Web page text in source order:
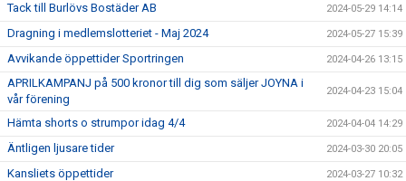
Tack till Burlövs Bostäder AB 2024-05-29 14:14
Dragning i medlemslotteriet - Maj 2024 2024-05-27 15:39
Avvikande öppettider Sportringen 2024-04-26 13:15
APRILKAMPANJ på 500 kronor till dig som säljer JOYNA i
vår förening
2024-04-23 15:04
Hämta shorts o strumpor idag 4/4 2024-04-04 14:29
Äntligen ljusare tider 2024-03-30 20:05
Kansliets öppettider 2024-03-27 10:32